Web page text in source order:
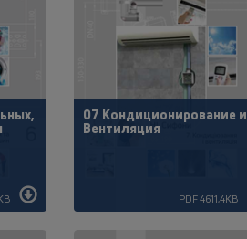
07 Кондиционирование и
Вентиляция
PDF 4611,4KB